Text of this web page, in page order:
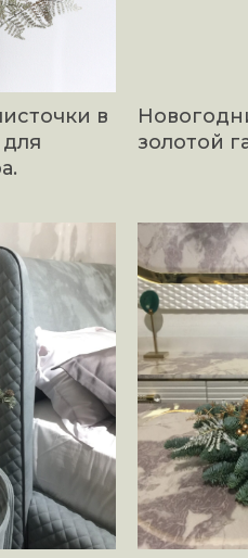
в
золотой